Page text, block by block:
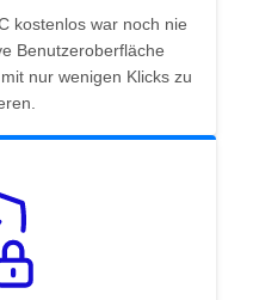
kostenlos war noch nie
Benutzeroberfläche
nur wenigen Klicks zu